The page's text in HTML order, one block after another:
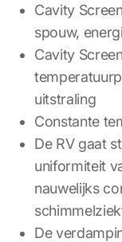
Cavity
spouw,
Cavity
uitstraling
Constante
De RV gaat
uniformiteit
nauwelijks
De